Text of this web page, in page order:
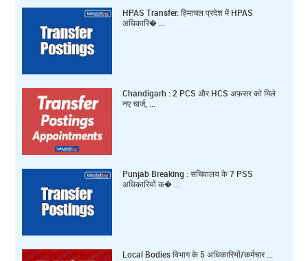
HPAS Transfer: हिमाचल प्रदेश में HPAS
अधिकारि� ...
Chandigarh : 2 PCS और HCS अफ़सर को मिले
नए चार्ज, ...
Punjab Breaking : सचिवालय के 7 PSS
अधिकारियों क� ...
Local Bodies विभाग के 5 अधिकारियों/कर्मचार ...